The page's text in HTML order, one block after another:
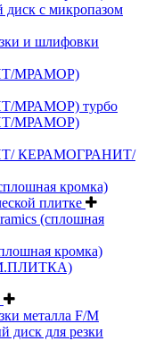
с микропазом
и шлифовки
МРАМОР)
МРАМОР) турбо
МРАМОР)
КЕРАМОГРАНИТ/
кромка)
плитке
(сплошная
кромка)
металла F/M
диск для резки